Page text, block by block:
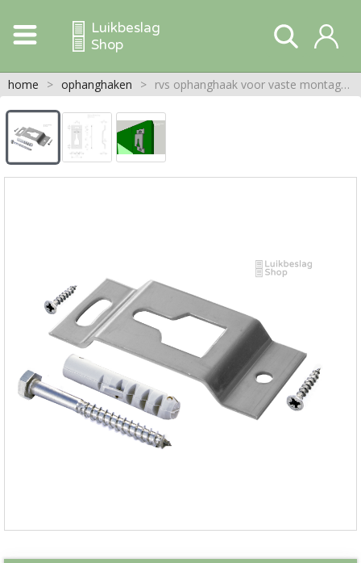
Luikbeslag
Shop
home > ophanghaken > rvs ophanghaak voor vaste montage met montagemateriaal